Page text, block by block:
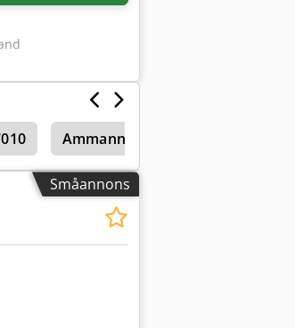
Ammann Avh 6030
Småannons